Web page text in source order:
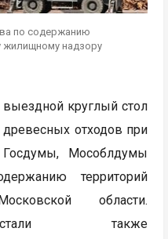
по содержанию
жилищному надзору
круглый стол
отходов при
Госдумы, Мособлдумы
территорий
области.
также